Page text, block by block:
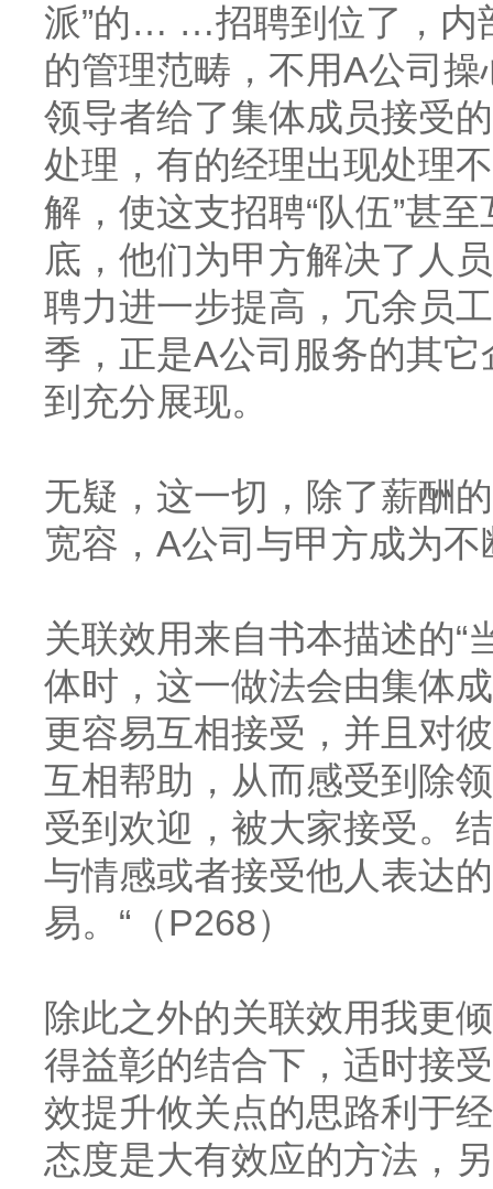
派”的… …招聘到位了，内
的管理范畴，不用A公司
领导者给了集体成员接受
处理，有的经理出现处理
解，使这支招聘“队伍”甚
底，他们为甲方解决了人
聘力进一步提高，冗余员
季，正是A公司服务的其
到充分展现。
无疑，这一切，除了薪酬
宽容， A公司与甲方成为
关联效用来自书本描述的“
体时，这一做法会由集体
更容易互相接受，并且对
互相帮助，从而感受到除
受到欢迎，被大家接受。
与情感或者接受他人表达
易。“（P268）
除此之外的关联效用我更
得益彰的结合下，适时接
效提升攸关点的思路利于
态度是大有效应的方法，